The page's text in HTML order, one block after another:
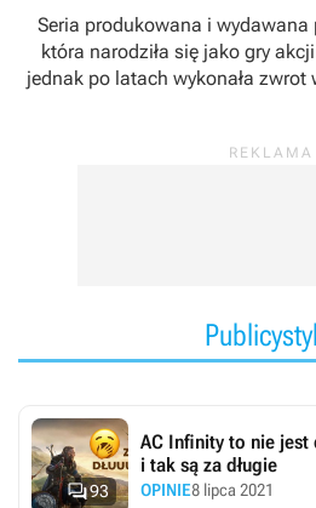
Seria produkowana i wydawana
która narodziła się jako gry
jednak po latach wykonała
Raymond oraz
93
AC Infinity to nie jest
i tak są za długie
OPINIE8 lipca 2021